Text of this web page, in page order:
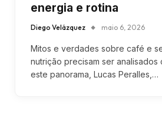
energia e rotina
Diego Velázquez maio 6, 2026
Mitos e verdades sobre café e
nutrição precisam ser analisados
este panorama, Lucas Peralles,…